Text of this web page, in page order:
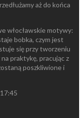
aż do końca
włocławskie motywy:
bobka, czym jest
się przy tworzeniu
praktykę, pracując z
poszkliwione i